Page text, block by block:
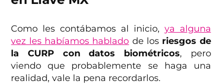
Como les contábamos al inicio, ya alguna
vez les habíamos hablado de los riesgos de
la CURP con datos biométricos, pero
viendo que probablemente se haga una
realidad, vale la pena recordarlos.